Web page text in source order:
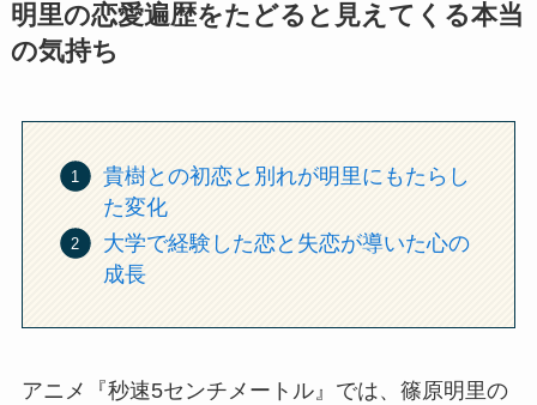
明里の恋愛遍歴をたどると見えてくる本当
の気持ち
貴樹との初恋と別れが明里にもたらし
た変化
大学で経験した恋と失恋が導いた心の
成長
アニメ『秒速5センチメートル』では、篠原明里の